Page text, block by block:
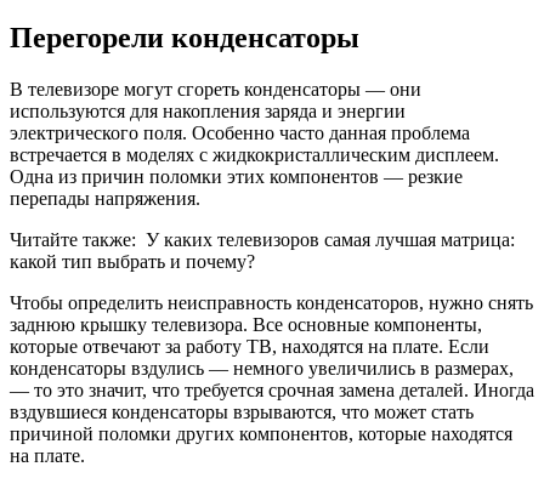
Перегорели конденсаторы
В телевизоре могут сгореть конденсаторы — они
используются для накопления заряда и энергии
электрического поля. Особенно часто данная проблема
встречается в моделях с жидкокристаллическим дисплеем.
Одна из причин поломки этих компонентов — резкие
перепады напряжения.
Читайте также: У каких телевизоров самая лучшая матрица:
какой тип выбрать и почему?
Чтобы определить неисправность конденсаторов, нужно снять
заднюю крышку телевизора. Все основные компоненты,
которые отвечают за работу ТВ, находятся на плате. Если
конденсаторы вздулись — немного увеличились в размерах,
— то это значит, что требуется срочная замена деталей. Иногда
вздувшиеся конденсаторы взрываются, что может стать
причиной поломки других компонентов, которые находятся
на плате.